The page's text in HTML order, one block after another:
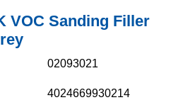
VOC Sanding Filler
02093021
4024669930214